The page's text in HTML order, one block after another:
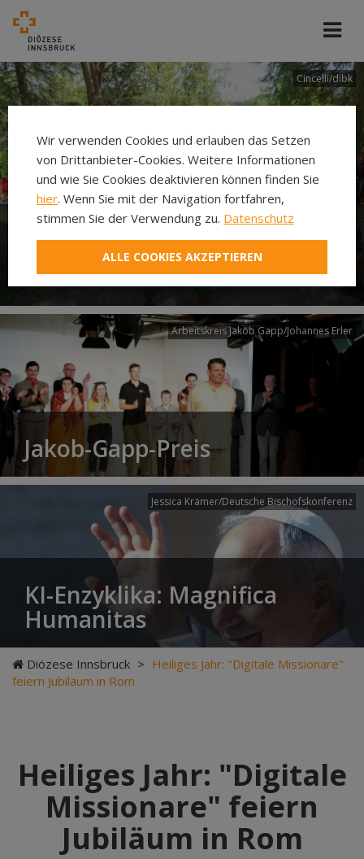
Cincelli/dibk
Neuer Pilgerweg Via
Laudato si’
Arbeitskreis Jakob Gapp/Johannes Erler
Jakob-Gapp-Preis
Jessica Krämer/Deutsche Bischofskonferenz
KI-Enzyklika: Magnifica
Humanitas
Diözese Innsbruck > Heiliges Jahr: "Digitale Missionare"
feiern Jubiläum in Rom
Heiliges Jahr: "Digitale
Missionare" feiern
Jubiläum in Rom
Wir verwenden Cookies und erlauben das Setzen
von Drittanbieter-Cookies. Weitere Informationen
und wie Sie Cookies deaktivieren können finden Sie
hier. Wenn Sie mit der Navigation fortfahren,
stimmen Sie der Verwendung zu. Datenschutz
ALLE COOKIES AKZEPTIEREN